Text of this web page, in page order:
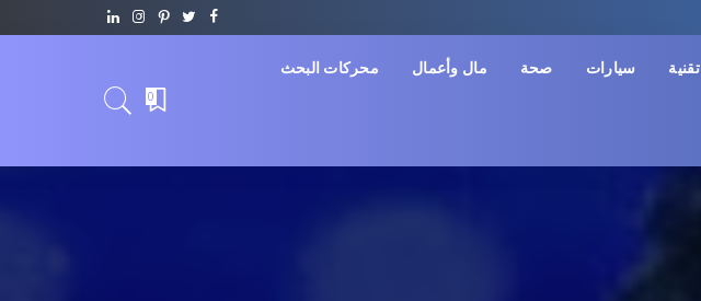
تقنية سيارات صحة مال وأعمال محركات البحث
0